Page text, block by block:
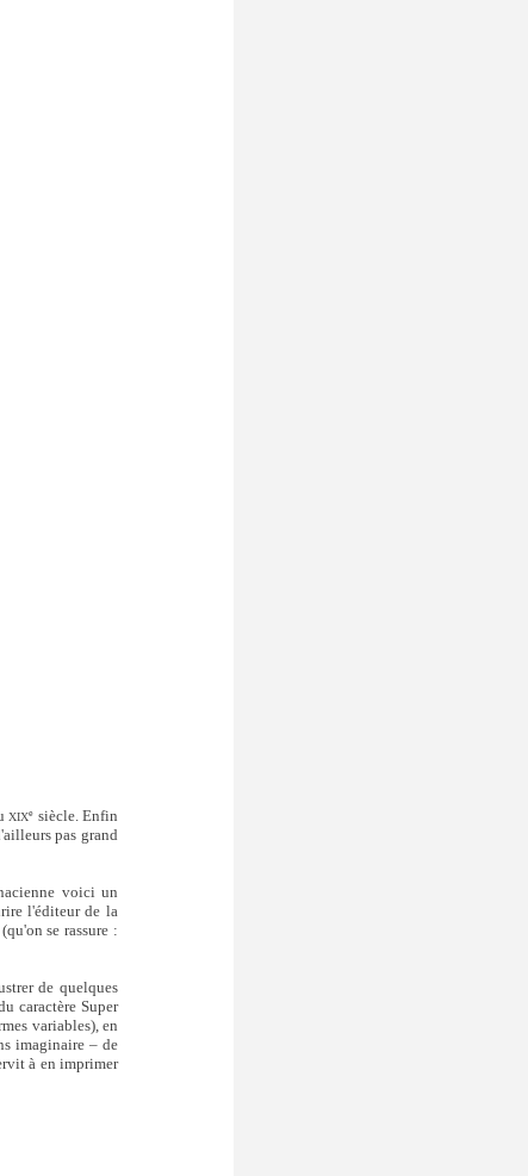
XIXe siècle. Enfin
pas grand
voici un
l'éditeur de la
se rassure :
de quelques
caractère Super
variables), en
imaginaire – de
à en imprimer